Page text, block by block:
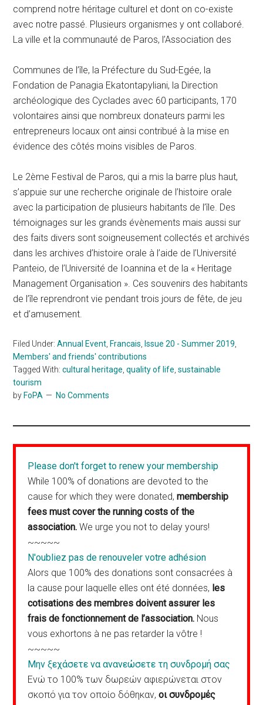
comprend notre héritage culturel et dont on co-existe
avec notre passé. Plusieurs organismes y ont collaboré.
La ville et la communauté de Paros, l’Association des
Communes de l’île, la Préfecture du Sud-Egée, la
Fondation de Panagia Ekatontapyliani, la Direction
archéologique des Cyclades avec 60 participants, 170
volontaires ainsi que nombreux donateurs parmi les
entrepreneurs locaux ont ainsi contribué à la mise en
évidence des côtés moins visibles de Paros.
Le 2ème Festival de Paros, qui a mis la barre plus haut,
s’appuie sur une recherche originale de l’histoire orale
avec la participation de plusieurs habitants de l’île. Des
témoignages sur les grands évènements mais aussi sur
des faits divers sont soigneusement collectés et archivés
dans les archives d’histoire orale à l’aide de l’Université
Panteio, de l’Université de Ioannina et de la « Heritage
Management Organisation ». Ces souvenirs des habitants
de l’île reprendront vie pendant trois jours de fête, de jeu
et d’amusement.
Filed Under:Annual Event Francais Issue 20 - Summer 2019
Members' and friends' contributions
Tagged With:cultural heritage ,quality of life ,sustainable
tourism
by FoPA No Comments
Please don't forget to renew your membership
While 100% of donations are devoted to the
cause for which they were donated,membership
fees must cover the running costs of the
association. We urge you not to delay yours!
~~~~~
N'oubliez pas de renouveler votre adhésion
Alors que 100% des donations sont consacrées à
la cause pour laquelle elles ont été données, les
cotisations des membres doivent assurer les
frais de fonctionnement de l’association. Nous
vous exhortons à ne pas retarder la vôtre !
~~~~~
Μην ξεχάσετε να ανανεώσετε τη συνδρομή σας
Ενώ το 100% των δωρεών αφιερώνεται στον
σκοπό για τον οποίο δόθηκαν,οι συνδρομές